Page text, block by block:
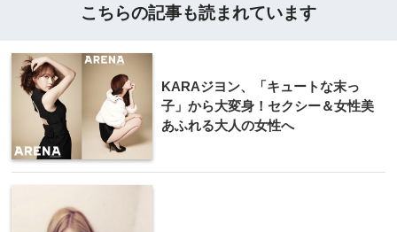
こちらの記事も読まれています
KARAジヨン、「キュートな末っ
子」から大変身！セクシー＆女性美
あふれる大人の女性へ